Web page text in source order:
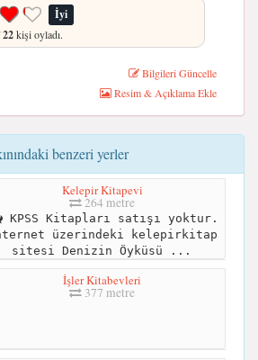
İyi
22kişi oyladı.
Bilgileri Güncelle
Resim & Açıklama Ekle
benzeri yerler
Kelepir Kitapevi
264 metre
KPSS Kitapları satışı yoktur.
üzerindeki kelepirkitap
sitesi Denizin Öyküsü ...
İşler Kitabevleri
377 metre